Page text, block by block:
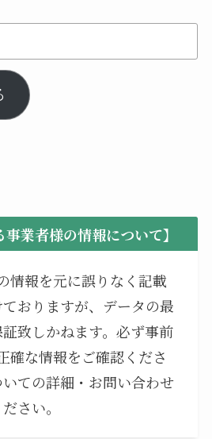
事業者様の情報について】
情報を元に誤りなく記載
おりますが、データの最
致しかねます。必ず事前
確な情報をご確認くださ
ての詳細・お問い合わせ
さい。